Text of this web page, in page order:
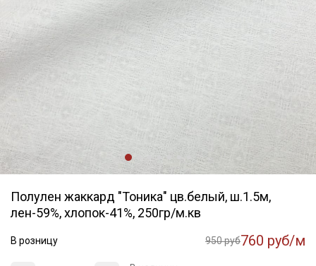
Полулен жаккард "Тоника" цв.белый, ш.1.5м,
лен-59%, хлопок-41%, 250гр/м.кв
В розницу 950 руб760 руб/м